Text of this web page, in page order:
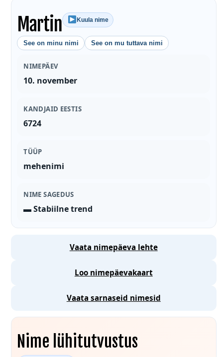
Martin Kuula nime
See on minu nimi See on mu tuttava nimi
NIMEPÄEV
10. november
KANDJAID EESTIS
6724
TÜÜP
mehenimi
NIME SAGEDUS
▬ Stabiilne trend
Vaata nimepäeva lehte
Loo nimepäevakaart
Vaata sarnaseid nimesid
Nime lühitutvustus